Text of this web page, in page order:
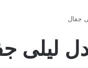
جفال
ليلى